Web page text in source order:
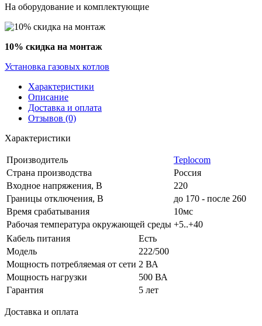
На оборудование и комплектующие
10% скидка на монтаж
Установка газовых котлов
Характеристики
Описание
Доставка и оплата
Отзывов (0)
Характеристики
Производитель
Teplocom
Страна производства
Россия
Входное напряжения, В
220
Границы отключения, В
до 170 - после 260
Время срабатывания
10мс
Рабочая температура окружающей среды +5..+40
Кабель питания
Есть
Модель
222/500
Мощность потребляемая от сети 2 ВА
Мощность нагрузки
500 ВА
Гарантия
5 лет
Доставка и оплата